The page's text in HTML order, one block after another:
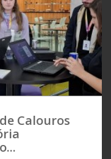
Calouros